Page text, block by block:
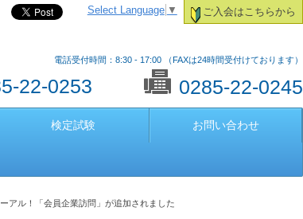
ご入会はこちらから
Select Language ▼
電話受付時間：8:30 - 17:00 （FAXは24時間受付けております）
22-0253 0285-22-0245
検定試験 お問い合わせ
アル！「会員企業訪問」が追加されました